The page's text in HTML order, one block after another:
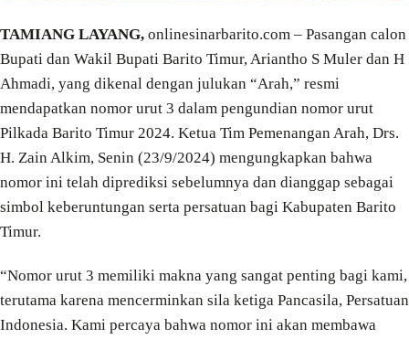
TAMIANG LAYANG, onlinesinarbarito.com – Pasangan calon
Bupati dan Wakil Bupati Barito Timur, Ariantho S Muler dan H
Ahmadi, yang dikenal dengan julukan “Arah,” resmi
mendapatkan nomor urut 3 dalam pengundian nomor urut
Pilkada Barito Timur 2024. Ketua Tim Pemenangan Arah, Drs.
H. Zain Alkim, Senin (23/9/2024) mengungkapkan bahwa
nomor ini telah diprediksi sebelumnya dan dianggap sebagai
simbol keberuntungan serta persatuan bagi Kabupaten Barito
Timur.
“Nomor urut 3 memiliki makna yang sangat penting bagi kami,
terutama karena mencerminkan sila ketiga Pancasila, Persatuan
Indonesia. Kami percaya bahwa nomor ini akan membawa